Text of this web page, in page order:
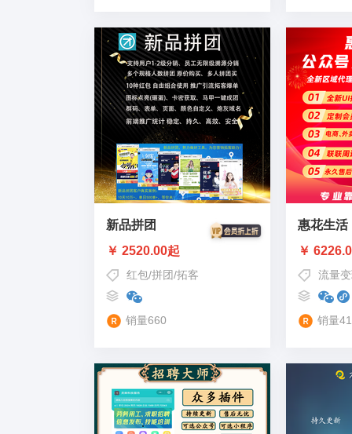
新品拼团
￥ 2520.00起
红包/拼团/拓客
销量660
惠花生活
￥
流量
销量